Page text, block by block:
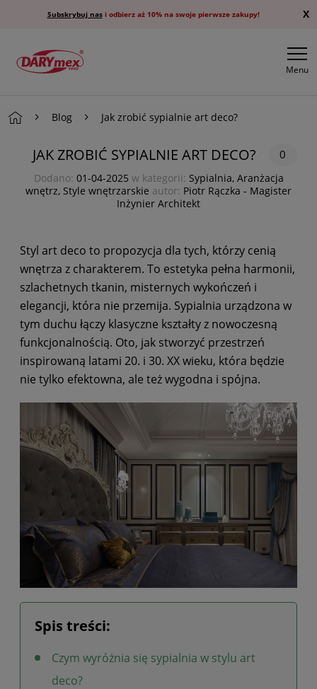
Subskrybuj nasi odbierz aż 10% na swoje pierwsze zakupy! X
Menu
Blog Jak zrobić sypialnie art deco?
JAK ZROBIĆ SYPIALNIE ART DECO? 0
Dodano: 01-04-2025 w kategorii: Sypialnia, Aranżacja
wnętrz, Style wnętrzarskie autor: Piotr Rączka - Magister
Inżynier Architekt
Styl art deco to propozycja dla tych, którzy cenią
wnętrza z charakterem. To estetyka pełna harmonii,
szlachetnych tkanin, misternych wykończeń i
elegancji, która nie przemija. Sypialnia urządzona w
tym duchu łączy klasyczne kształty z nowoczesną
funkcjonalnością. Oto, jak stworzyć przestrzeń
inspirowaną latami 20. i 30. XX wieku, która będzie
nie tylko efektowna, ale też wygodna i spójna.
Spis treści:
Czym wyróżnia się sypialnia w stylu art
deco?